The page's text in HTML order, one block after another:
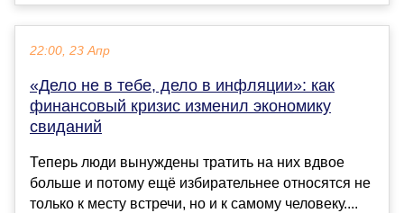
22:00, 23 Апр
«Дело не в тебе, дело в инфляции»: как
финансовый кризис изменил экономику
свиданий
Теперь люди вынуждены тратить на них вдвое
больше и потому ещё избирательнее относятся не
только к месту встречи, но и к самому человеку....